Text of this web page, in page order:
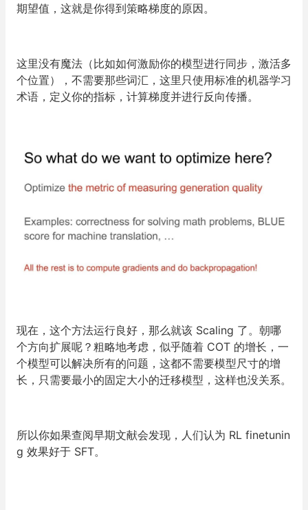
期望值，这就是你得到策略梯度的原因。
这里没有魔法（比如如何激励你的模型进行同步，激活多
个位置），不需要那些词汇，这里只使用标准的机器学习
术语，定义你的指标，计算梯度并进行反向传播。
现在，这个方法运行良好，那么就该 Scaling 了。朝哪
个方向扩展呢？粗略地考虑，似乎随着 COT 的增长，一
个模型可以解决所有的问题，这都不需要模型尺寸的增
长，只需要最小的固定大小的迁移模型，这样也没关系。
所以你如果查阅早期文献会发现，人们认为 RL finetunin
g 效果好于 SFT。